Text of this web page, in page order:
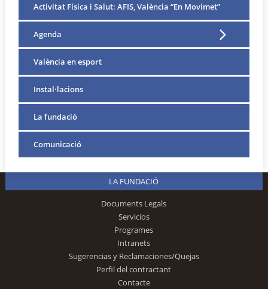
Activitat Física i Salut: AFIS, València “En Movimet”
Agenda
València en esport
Instal·lacions
La fundació
Comunicació
LA FUNDACIÓ
Documents Legals
Servicios
Programes
Intranets
Sugerencias y Reclamaciones/Quejas
Perfil del contractant
Contacte